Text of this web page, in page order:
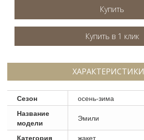
Купить
ХАРАКТЕРИСТИКИ
Сезон
осень-зима
Название
модели
Эмили
Категория
жакет